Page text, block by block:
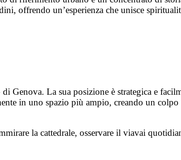
offrendo un’esperienza che unisce
Genova. La sua posizione è strategica e
in uno spazio più ampio, creando un colpo
la cattedrale, osservare il viavai